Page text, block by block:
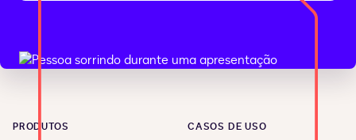
PRODUTOS CASOS DE USO